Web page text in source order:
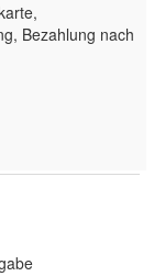
Bezahlung nach